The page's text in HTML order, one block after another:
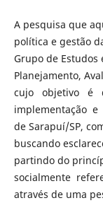
A pesquisa que
política e gestão
Grupo de Estudos
Planejamento,
cujo objetivo é
implementação
de Sarapuí/SP,
buscando
partindo do
socialmente
através de uma